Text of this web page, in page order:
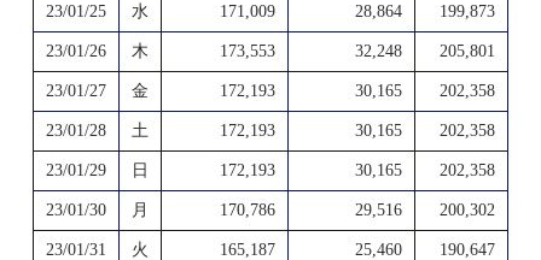
23/01/25 水 171,009 28,864 199,873
23/01/26 木 173,553 32,248 205,801
23/01/27 金 172,193 30,165 202,358
23/01/28 土 172,193 30,165 202,358
23/01/29 日 172,193 30,165 202,358
23/01/30 月 170,786 29,516 200,302
23/01/31 火 165,187 25,460 190,647